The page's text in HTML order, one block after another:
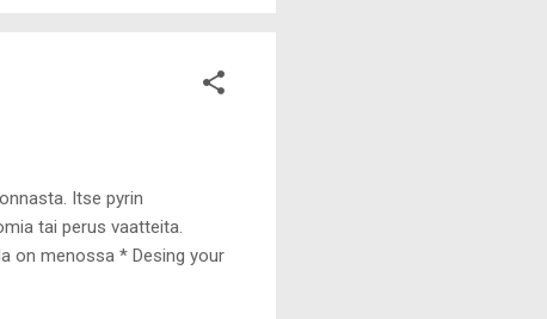
Itse pyrin
tai perus vaatteita.
on menossa * Desing your